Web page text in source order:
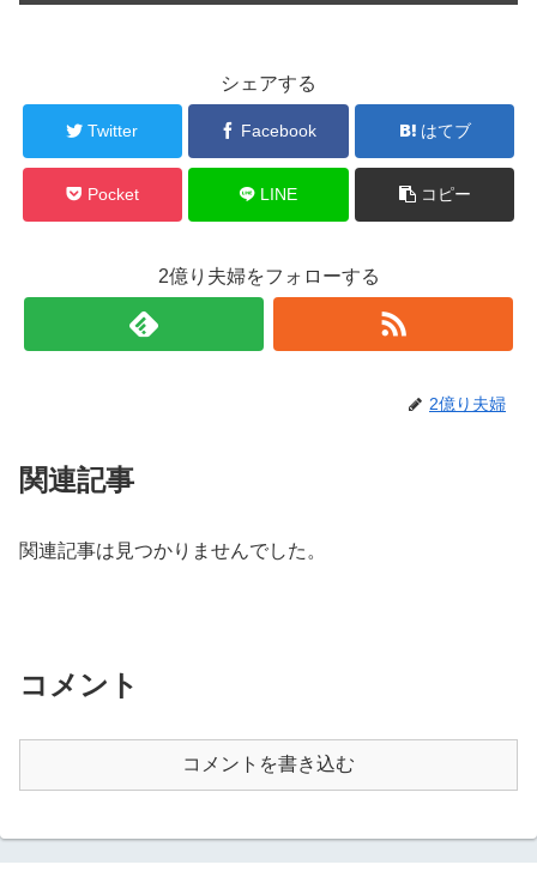
シェアする
Twitter Facebook はてブ
Pocket LINE コピー
2億り夫婦をフォローする
2億り夫婦
関連記事
関連記事は見つかりませんでした。
コメント
コメントを書き込む